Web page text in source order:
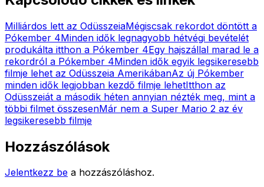
Milliárdos lett az OdüsszeiaMégiscsak rekordot döntött a
Pókember 4Minden idők legnagyobb hétvégi bevételét
produkálta itthon a Pókember 4Egy hajszállal marad le a
rekordról a Pókember 4Minden idők egyik legsikeresebb
filmje lehet az Odüsszeia AmerikábanAz új Pókember
minden idők legjobban kezdő filmje lehetItthon az
Odüsszeiát a második héten annyian nézték meg, mint a
többi filmet összesenMár nem a Super Mario 2 az év
legsikeresebb filmje
Hozzászólások
Jelentkezz be a hozzászóláshoz.